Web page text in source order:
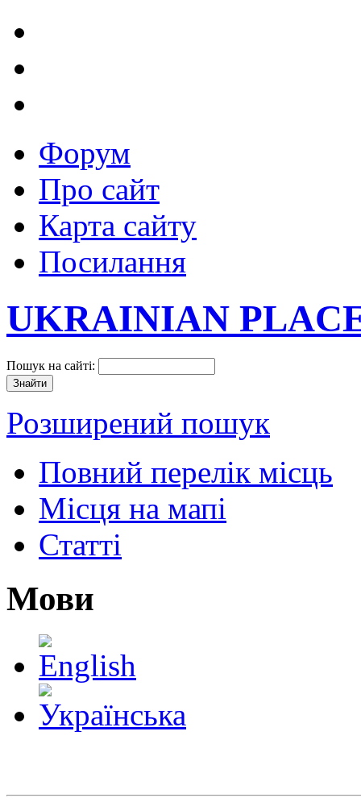
Форум
Про сайт
Карта сайту
Посилання
UKRAINIAN
Пошук на сайті:
Розширений пошук
Повний перелік місць
Місця на мапі
Статті
Мови